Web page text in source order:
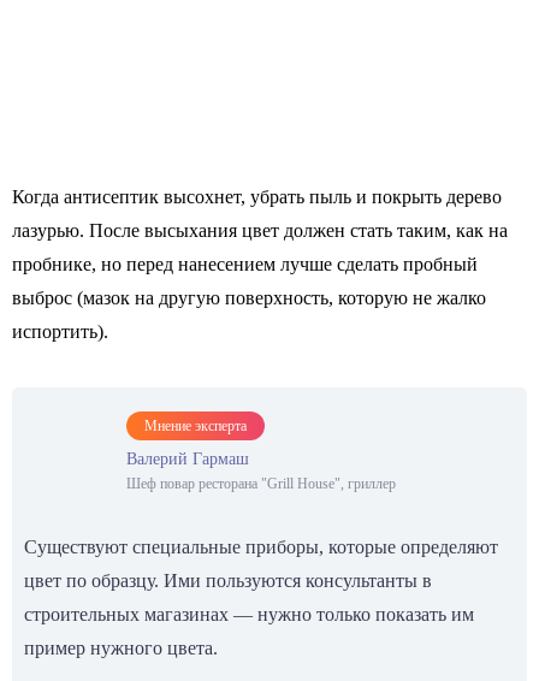
Когда антисептик высохнет, убрать пыль и покрыть дерево
лазурью. После высыхания цвет должен стать таким, как на
пробнике, но перед нанесением лучше сделать пробный
выброс (мазок на другую поверхность, которую не жалко
испортить).
Мнение эксперта
Валерий Гармаш
Шеф повар ресторана "Grill House", гриллер
Существуют специальные приборы, которые определяют
цвет по образцу. Ими пользуются консультанты в
строительных магазинах — нужно только показать им
пример нужного цвета.